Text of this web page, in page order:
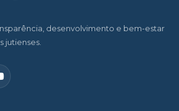
desenvolvimento e bem-estar
jutienses.